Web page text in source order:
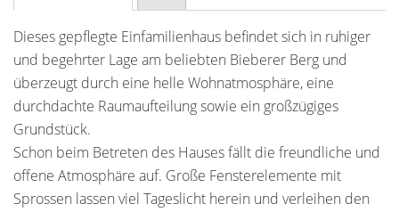
Dieses gepflegte Einfamilienhaus befindet sich in ruhiger
und begehrter Lage am beliebten Bieberer Berg und
überzeugt durch eine helle Wohnatmosphäre, eine
durchdachte Raumaufteilung sowie ein großzügiges
Grundstück.
Schon beim Betreten des Hauses fällt die freundliche und
offene Atmosphäre auf. Große Fensterelemente mit
Sprossen lassen viel Tageslicht herein und verleihen den